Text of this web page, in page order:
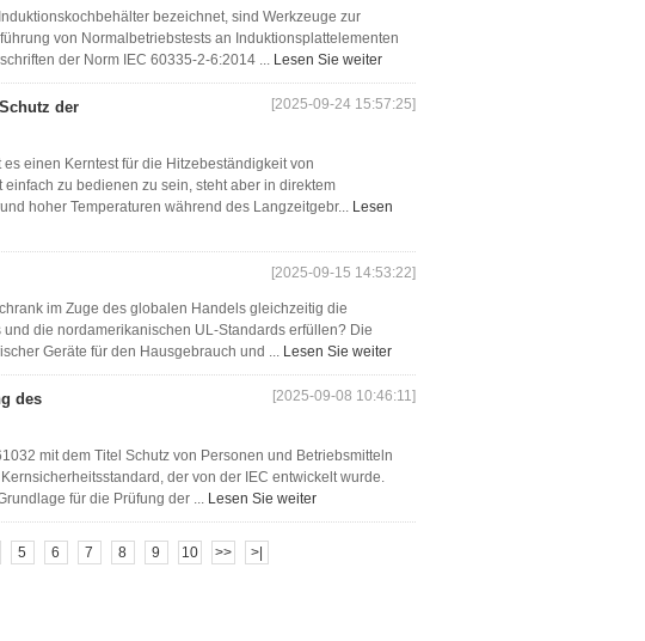
bezeichnet, sind Werkzeuge zur
von Normalbetriebstests an Induktionsplattelementen
der Norm IEC 60335-2-6:2014 ... Lesen Sie weiter
der
[2025-09-24 15:57:25]
einen Kerntest für die Hitzebeständigkeit von
zu bedienen zu sein, steht aber in direktem
hoher Temperaturen während des Langzeitgebr... Lesen
[2025-09-15 14:53:22]
im Zuge des globalen Handels gleichzeitig die
die nordamerikanischen UL-Standards erfüllen? Die
Geräte für den Hausgebrauch und ... Lesen Sie weiter
des
[2025-09-08 10:46:11]
mit dem Titel Schutz von Personen und Betriebsmitteln
der von der IEC entwickelt wurde.
für die Prüfung der ... Lesen Sie weiter
5 6 7 8 9 10 >> >|